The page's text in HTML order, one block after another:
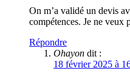
On m’a validé un devis
compétences. Je ne veux
Répondre
Ohayon dit :
18 février 2025 à